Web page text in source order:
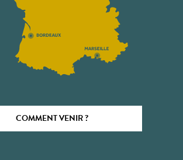
COMMENT VENIR ?